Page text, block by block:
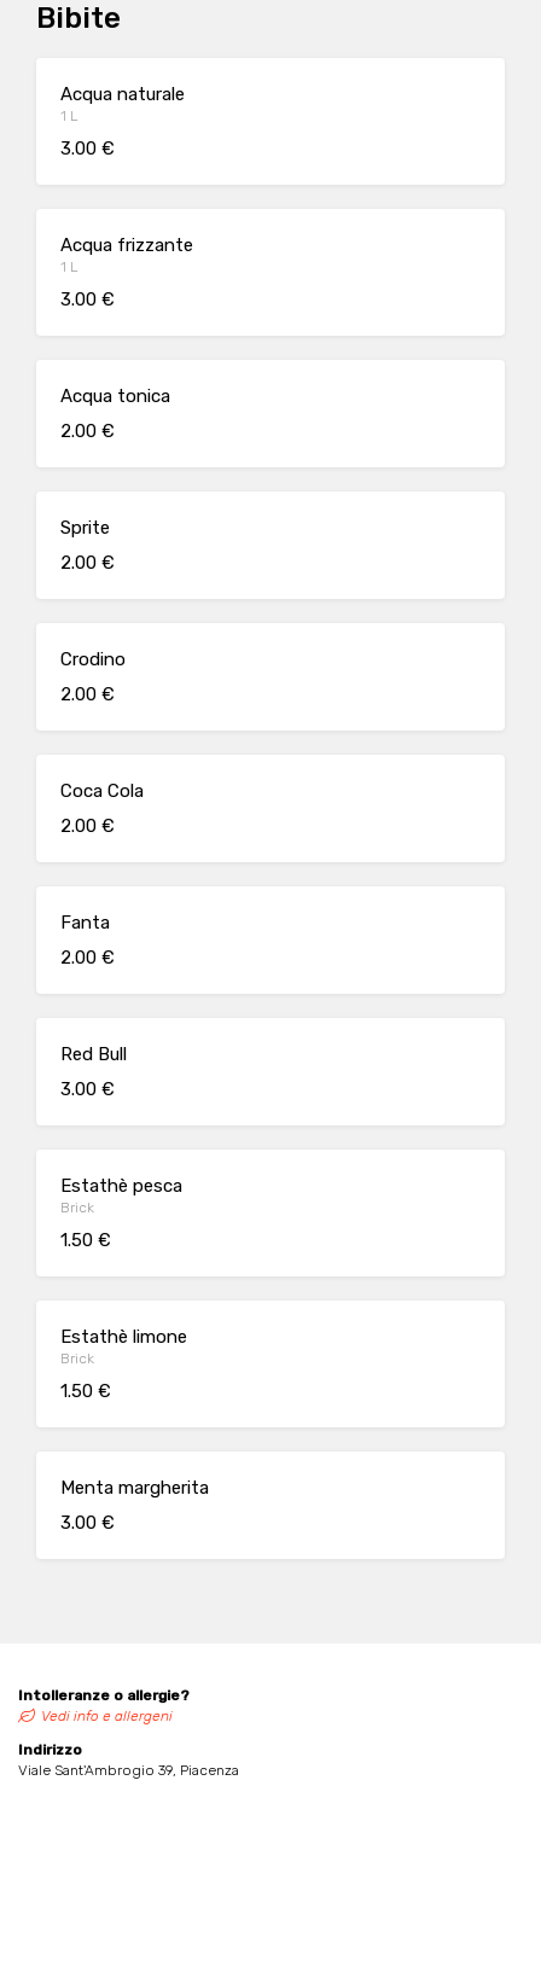
Bibite
Acqua naturale
1 L
3.00 €
Acqua frizzante
1 L
3.00 €
Acqua tonica
2.00 €
Sprite
2.00 €
Crodino
2.00 €
Coca Cola
2.00 €
Fanta
2.00 €
Red Bull
3.00 €
Estathè pesca
Brick
1.50 €
Estathè limone
Brick
1.50 €
Menta margherita
3.00 €
Intolleranze o allergie?
Vedi info e allergeni
Indirizzo
Viale Sant'Ambrogio 39, Piacenza